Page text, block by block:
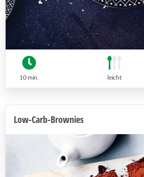
10 min. leicht
Low-Carb-Brownies